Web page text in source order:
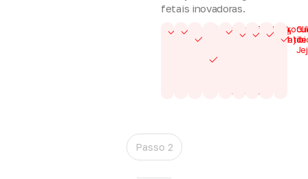
fetais inovadoras.
Sorologias
Ultrassom
Tipagem
Sanguínea
Teste de
Coombs
negativo
Hemograma
TSH
(Tireóide)
Urina
tipo I
de
Passo 2